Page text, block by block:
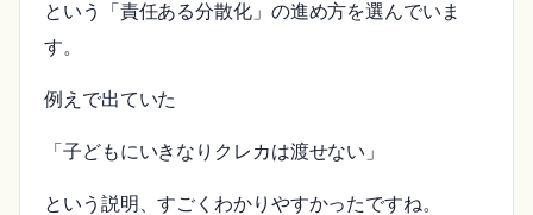
という「責任ある分散化」の進め方を選んでいま
す。
例えで出ていた
「子どもにいきなりクレカは渡せない」
という説明、すごくわかりやすかったですね。